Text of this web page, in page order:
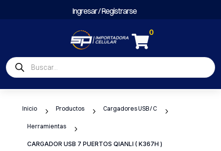
Ingresar / Registrarse

0
Búsqueda
de
productos
Inicio 5 Productos 5 Cargadores USB / C 5
Herramientas 5
CARGADOR USB 7 PUERTOS QIANLI ( K367H )